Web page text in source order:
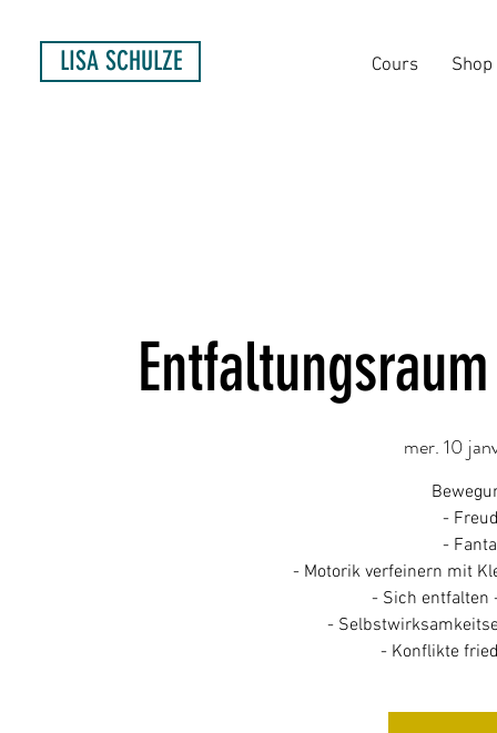
Cours Shop
LISA SCHULZE
mer. 10
-
-
- Motorik verfeinern mit
- Sich entfalten
-
- Konflikte